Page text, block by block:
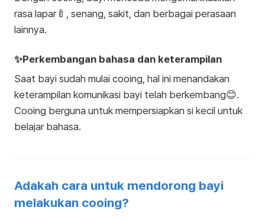
rasa lapar🍼, senang, sakit, dan berbagai perasaan
lainnya.
✨Perkembangan bahasa dan keterampilan
Saat bayi sudah mulai cooing, hal ini menandakan
keterampilan komunikasi bayi telah berkembang😊.
Cooing berguna untuk mempersiapkan si kecil untuk
belajar bahasa.
Adakah cara untuk mendorong bayi
melakukan cooing?